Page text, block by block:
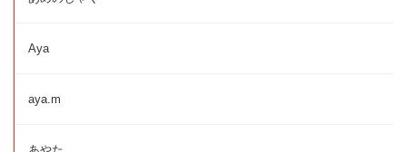
Aya
aya.m